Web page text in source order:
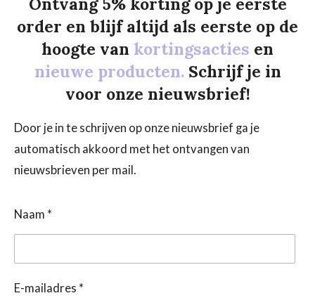
order en blijf altijd als eerste op de
hoogte van kortingsacties en
nieuwe producten. Schrijf je in
voor onze nieuwsbrief!
Door je in te schrijven op onze nieuwsbrief ga je
automatisch akkoord met het ontvangen van
nieuwsbrieven per mail.
Naam *
E-mailadres *